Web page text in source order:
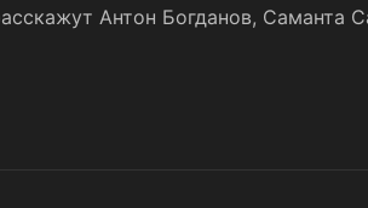
Антон Богданов, Саманта